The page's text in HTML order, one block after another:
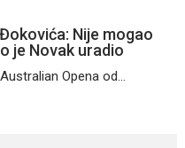
Nije mogao
je Novak uradio
Opena od...